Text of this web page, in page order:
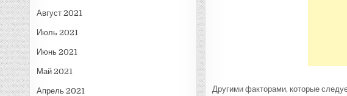
Август 2021
Июль 2021
Июнь 2021
Май 2021
Апрель 2021
Другими факторами, которые